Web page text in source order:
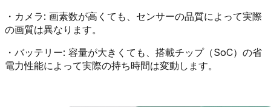
・ カメラ: 画素数が高くても、センサーの品質によって実際
の画質は異なります。
・ バッテリー: 容量が大きくても、搭載チップ（SoC）の省
電力性能によって実際の持ち時間は変動します。